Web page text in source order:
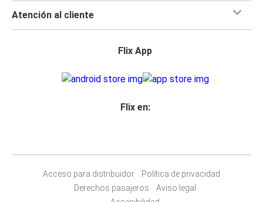
Atención al cliente
Flix App
Flix en:
Acceso para distribuidor
Política de privacidad
Derechos pasajeros
Aviso legal